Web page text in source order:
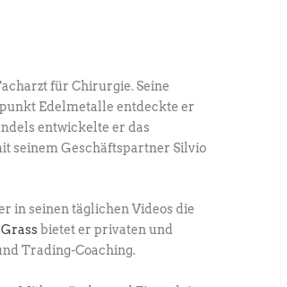
für Chirurgie. ­Seine
Edel­metalle entdeckte er
entwickelte er das
seinem Geschäftspartner Silvio
in seinen täglichen ­Videos die
­bietet er privaten und
­Trading-Coaching.